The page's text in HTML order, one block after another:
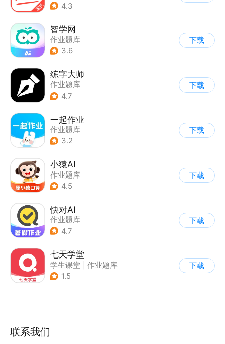
4.3
智学网
作业题库
3.6
下载
练字大师
作业题库
4.7
下载
一起作业
作业题库
3.2
下载
小猿AI
作业题库
4.5
下载
快对AI
作业题库
4.7
下载
七天学堂
学生课堂
作业题库
1.5
下载
联系我们